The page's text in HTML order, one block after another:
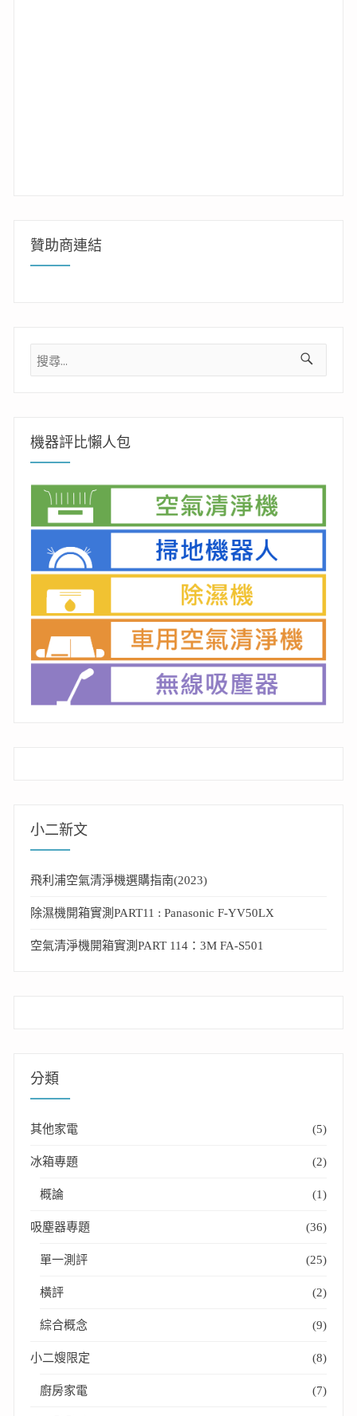
贊助商連結
搜
機器評比懶人包
小二新文
飛利浦空氣清淨機選購指南(2023)
除濕機開箱實測PART11 : Panasonic F-YV50LX
空氣清淨機開箱實測PART 114：3M FA-S501
分類
其他家電 (5)
冰箱專題 (2)
概論 (1)
吸塵器專題 (36)
單一測評 (25)
橫評 (2)
綜合概念 (9)
小二嫂限定 (8)
廚房家電 (7)